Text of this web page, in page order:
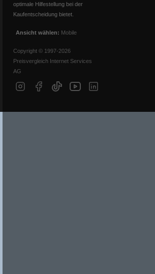
optimale Hilfestellung bei der
Kaufentscheidung bietet.
Ansicht wählen: Mobile
Copyright © 1997-2026
Preisvergleich Internet Services
AG